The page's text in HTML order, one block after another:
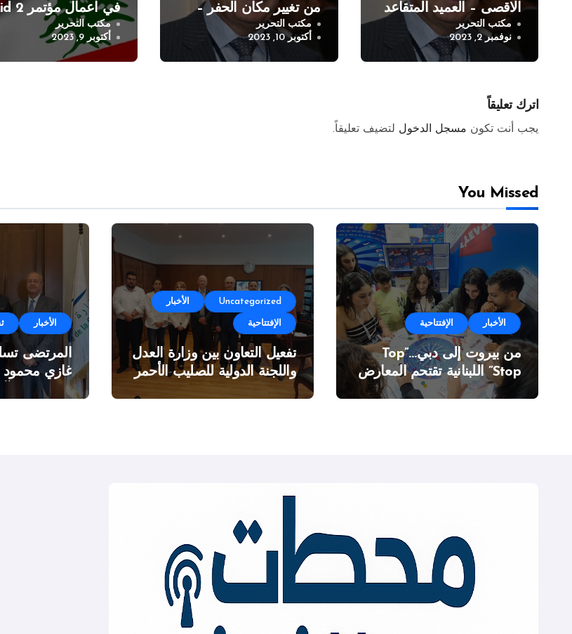
الاقصى – العميد المتقاعد
غازي محمود
مكتب التحرير
نوفمبر 2, 2023
من تغيير مكان الحفر –
العميد المتقاعد غازي
محمود
مكتب التحرير
أكتوبر 10, 2023
في اعمال مؤتمر Solid 2
مكتب التحرير
أكتوبر 9, 2023
اترك تعليقاً
يجب أنت تكون مسجل الدخول لتضيف تعليقاً.
You Missed
الأخبار الإفتتاحية
من بيروت إلى دبي…”Top
Stop” اللبنانية تقتحم المعارض
الدولية
Uncategorized الأخبار
الإفتتاحية
تفعيل التعاون بين وزارة العدل
واللجنة الدولية للصليب الأحمر
الأخبار
المرتضى
غازي
اطروحته